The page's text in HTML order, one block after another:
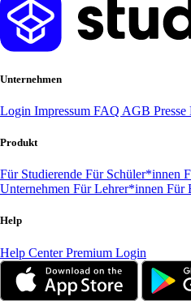
Unternehmen
Login Impressum FAQ AGB Presse
Produkt
Für Studierende Für Schüler*innen
Unternehmen Für Lehrer*innen Für
Help
Help CenterPremium Login